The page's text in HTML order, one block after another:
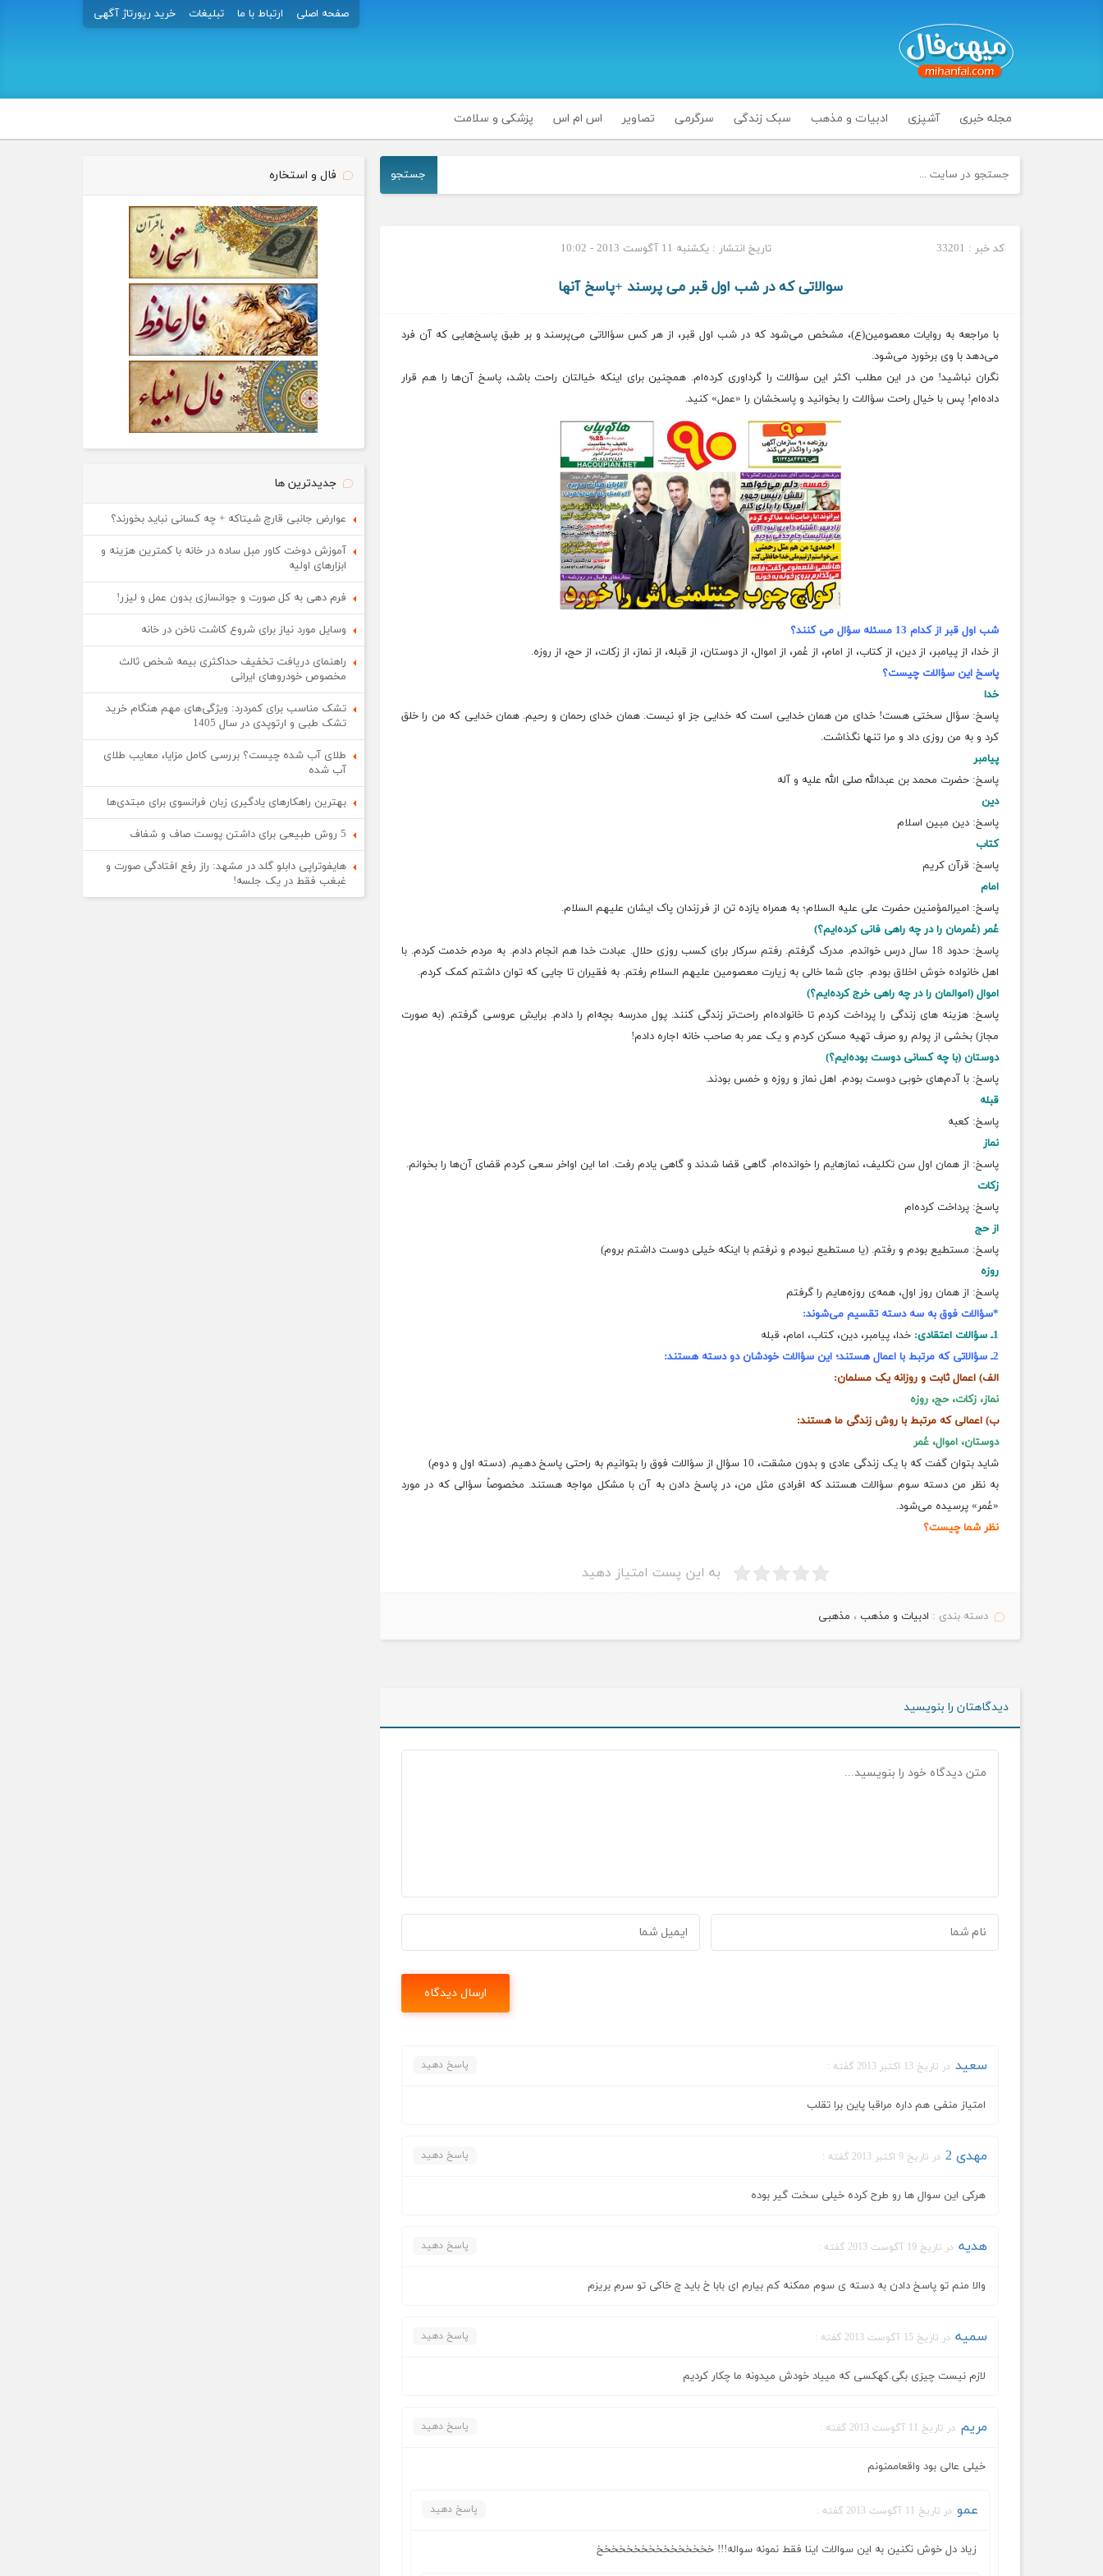
صفحه اصلی ارتباط با ما تبلیغات خرید رپورتاژ آگهی
مجله خبری آشپزی ادبیات و مذهب سبک زندگی سرگرمی تصاویر اس ام اس پزشکی و سلامت
جستجو
کد خبر : 33201 تاریخ انتشار : یکشنبه 11 آگوست 2013 - 10:02
سوالاتی که در شب اول قبر می پرسند +پاسخ آنها
با مراجعه به روایات معصومین(ع)، مشخص می‌شود که در شب اول قبر، از هر کس سؤالاتی می‌پرسند و بر طبق پاسخ‌هایی که آن فرد
می‌دهد با وی برخورد می‌شود.
نگران نباشید! من در این مطلب اکثر این سؤالات راگرداوری کرده‌ام. همچنین برای اینکه خیالتان راحت باشد، پاسخ آن‌ها را هم قرار
داده‌ام! پس با خیال راحت سؤالات را بخوانید و پاسخشان را «عمل» کنید.
شب اول قبر از کدام 13 مسئله سؤال می کنند؟
از خدا، از پیامبر، از دین، از کتاب، از امام، از عُمر، از اموال، از دوستان، از قبله، از نماز، از زکات، از حج، از روزه.
پاسخ این سؤالات چیست؟
خدا
پاسخ: سؤال سختی هست! خدای من همان خدایی است که خدایی جز او نیست. همان خدای رحمان و رحیم. همان خدایی که من را خلق
کرد و به من روزی داد و مرا تنها نگذاشت.
پیامبر
پاسخ: حضرت محمد بن عبدالله صلی الله علیه و آله
دین
پاسخ: دین مبین اسلام
کتاب
پاسخ: قرآن کریم
امام
پاسخ: امیرالمؤمنین حضرت علی علیه السلام؛ به همراه یازده تن از فرزندان پاک ایشان علیهم السلام.
عُمر (عُمرمان را در چه راهی فانی کرده‌ایم؟)
پاسخ: حدود 18 سال درس خواندم. مدرک گرفتم. رفتم سرکار برای کسب روزی حلال. عبادت خدا هم انجام دادم. به مردم خدمت کردم. با
اهل خانواده خوش اخلاق بودم. جای شما خالی به زیارت معصومین علیهم السلام رفتم. به فقیران تا جایی که توان داشتم کمک کردم.
اموال (اموالمان را در چه راهی خرج کرده‌ایم؟)
پاسخ: هزینه های زندگی را پرداخت کردم تا خانواده‌ام راحت‌تر زندگی کنند. پول مدرسه بچه‌ام را دادم. برایش عروسی گرفتم. (به صورت
مجاز) بخشی از پولم رو صرف تهیه مسکن کردم و یک عمر به صاحب خانه اجاره دادم!
دوستان (با چه کسانی دوست بوده‌ایم؟)
پاسخ: با آدم‌های خوبی دوست بودم. اهل نماز و روزه و خمس بودند.
قبله
پاسخ: کعبه
نماز
پاسخ: از همان اول سن تکلیف، نمازهایم را خوانده‌ام. گاهی قضا شدند و گاهی یادم رفت. اما این اواخر سعی کردم قضای آن‌ها را بخوانم.
زکات
پاسخ: پرداخت کرده‌ام
از حج
پاسخ: مستطیع بودم و رفتم. (یا مستطیع نبودم و نرفتم با اینکه خیلی دوست داشتم بروم)
روزه
پاسخ: از همان روز اول، همه‌ی روزه‌هایم را گرفتم
*سؤالات فوق به سه دسته تقسیم می‌شوند:
1ـ سؤالات اعتقادی:
خدا، پیامبر، دین، کتاب، امام، قبله
2ـ سؤالاتی که مرتبط با اعمال هستند؛
این سؤالات خودشان دو دسته هستند:
الف) اعمال ثابت و روزانه یک مسلمان:
نماز، زکات، حج، روزه
ب) اعمالی که مرتبط با روش زندگی ما هستند:
دوستان، اموال، عُمر
شاید بتوان گفت که با یک زندگی عادی و بدون مشقت، 10 سؤال از سؤالات فوق را بتوانیم به
راحتی پاسخ دهیم. (دسته اول و دوم)
به نظر من دسته سوم سؤالات هستند که افرادی مثل من، در پاسخ دادن به آن با مشکل مواجه هستند. مخصوصاً سؤالی که در مورد
«عُمر» پرسیده می‌شود.
نظر شما چیست؟
به این پست امتیاز دهید
دسته بندی : ادبیات و مذهب ، مذهبی
دیدگاهتان را بنویسید
سعید در تاریخ 13 اکتبر 2013 گفته : پاسخ دهید
امتیاز منفی هم داره مراقبا پاین برا تقلب
مهدی 2 در تاریخ 9 اکتبر 2013 گفته : پاسخ دهید
هرکی این سوال ها رو طرح کرده خیلی سخت گیر بوده
هدیه در تاریخ 19 آگوست 2013 گفته : پاسخ دهید
والا منم تو پاسخ دادن به دسته ی سوم ممکنه کم بیارم ای بابا خ باید چ خاکی تو سرم بریزم
سمیه در تاریخ 15 آگوست 2013 گفته : پاسخ دهید
لازم نیست چیزی بگی.کهکسی که مییاد خودش میدونه ما چکار کردیم
مریم در تاریخ 11 آگوست 2013 گفته : پاسخ دهید
خیلی عالی بود واقعاممنونم
عمو در تاریخ 11 آگوست 2013 گفته : پاسخ دهید
زیاد دل خوش نکنین به این سوالات اینا فقط نمونه سواله!!! خخخخخخخخخخخخخخخخ
فال و استخاره
جدیدترین ها
عوارض جانبی قارچ شیتاکه + چه کسانی نباید بخورند؟
آموزش دوخت کاور مبل ساده در خانه با کمترین هزینه و
ابزارهای اولیه
فرم دهی به کل صورت و جوانسازی بدون عمل و لیزر!
وسایل مورد نیاز برای شروع کاشت ناخن در خانه
راهنمای دریافت تخفیف حداکثری بیمه شخص ثالث
مخصوص خودروهای ایرانی
تشک مناسب برای کمردرد: ویژگی‌های مهم هنگام خرید
تشک طبی و ارتوپدی در سال 1405
طلای آب شده چیست؟ بررسی کامل مزایا، معایب طلای
آب شده
بهترین راهکارهای یادگیری زبان فرانسوی برای مبتدی‌ها
5 روش طبیعی برای داشتن پوست صاف و شفاف
هایفوتراپی دابلو گلد در مشهد: راز رفع افتادگی صورت و
غبغب فقط در یک جلسه!